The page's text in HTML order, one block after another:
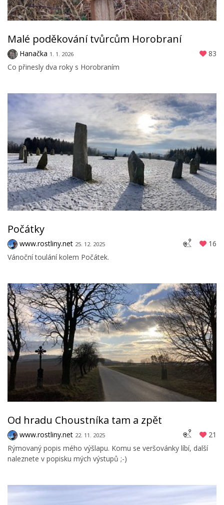
Malé poděkování tvůrcům Horobraní
Hanačka 1. 1. 2026
83
Co přinesly dva roky s Horobraním
Počátky
www.rostliny.net 25. 12. 2025
16
Vánoční toulání kolem Počátek.
Od hradu Choustníka tam a zpět
www.rostliny.net 22. 11. 2025
21
Rýmovaný popis mého výšlapu. Komu se veršovánky líbí, další
naleznete v popisku mých výstupů ;-)